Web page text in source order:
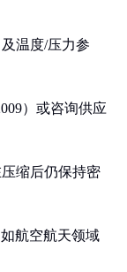
温度/压力参
）或咨询供应
缩后仍保持密
航空航天领域